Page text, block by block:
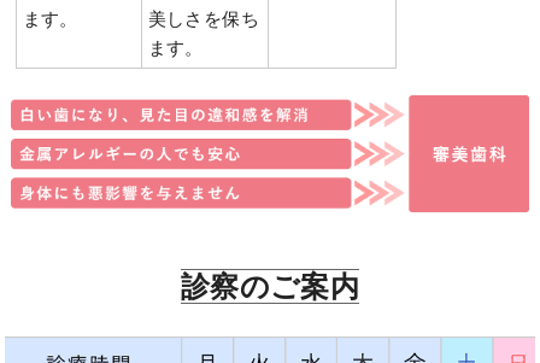
ます。
美しさを保ち
ます。
診察のご案内